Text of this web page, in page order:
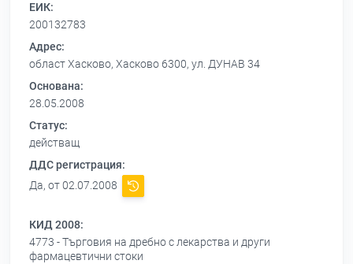
ЕИК:
200132783
Адрес:
област Хасково, Хасково 6300, ул. ДУНАВ 34
Основана:
28.05.2008
Статус:
действащ
ДДС регистрация:
Да, от 02.07.2008
КИД 2008:
4773 - Търговия на дребно с лекарства и други
фармацевтични стоки